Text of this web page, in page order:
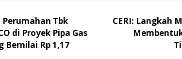
Perumahan Tbk
di Proyek Pipa Gas
Bernilai Rp 1,17
CERI: Langkah